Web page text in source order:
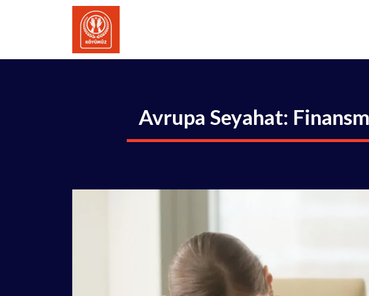
Avrupa Seyahat: